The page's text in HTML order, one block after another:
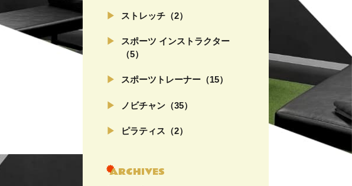
ストレッチ（2）
スポーツ インストラクター
（5）
スポーツトレーナー（15）
ノビチャン（35）
ピラティス（2）
ARCHIVES